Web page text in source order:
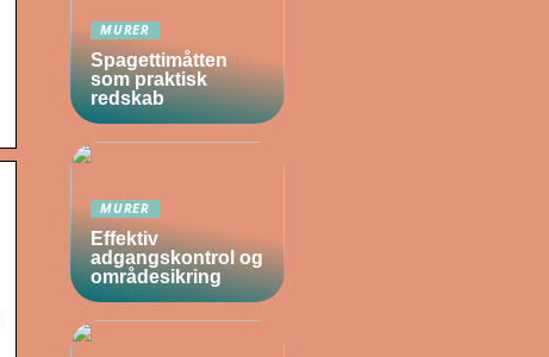
MURER
Spagettimåtten
som praktisk
redskab
MURER
Effektiv
adgangskontrol og
områdesikring